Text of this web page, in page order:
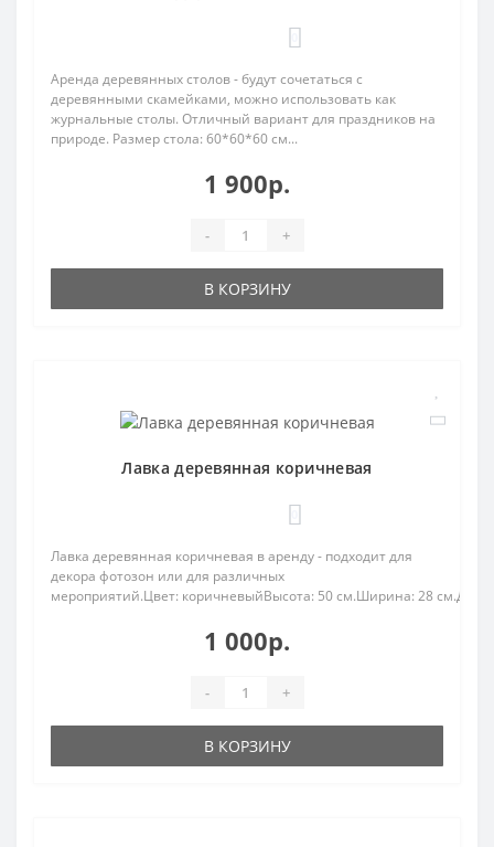
Аренда деревянных столов - будут сочетаться с
деревянными скамейками, можно использовать как
журнальные столы. Отличный вариант для праздников на
природе. Размер стола: 60*60*60 см...
1 900р.
- +
В КОРЗИНУ
Лавка деревянная коричневая
Лавка деревянная коричневая в аренду - подходит для
декора фотозон или для различных
мероприятий.Цвет: коричневыйВысота: 50 см.Ширина: 28
1 000р.
- +
В КОРЗИНУ